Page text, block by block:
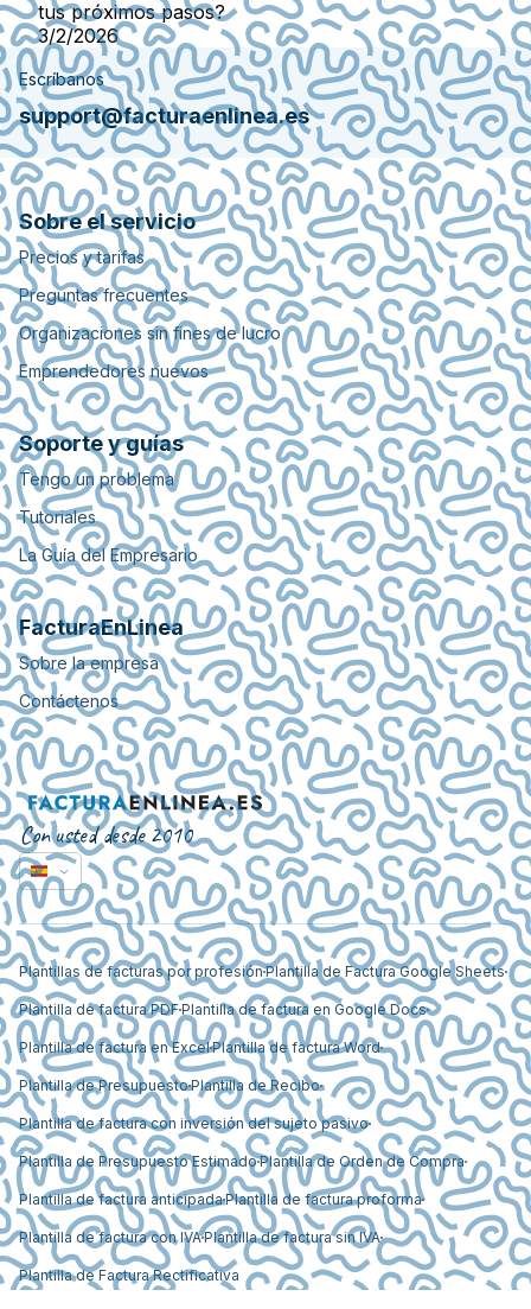
tus próximos pasos?
3/2/2026
Escríbanos
support@facturaenlinea.es
Sobre el servicio
Precios y tarifas
Preguntas frecuentes
Organizaciones sin fines de lucro
Emprendedores nuevos
Soporte y guías
Tengo un problema
Tutoriales
La Guía del Empresario
FacturaEnLinea
Sobre la empresa
Contáctenos
Con usted desde 2010
Plantillas de facturas por profesiónPlantilla de Factura Google Sheets
Plantilla de factura PDF Plantilla de factura en Google Docs
Plantilla de factura en ExcelPlantilla de factura Word
Plantilla de PresupuestoPlantilla de Recibo
Plantilla de factura con inversión del sujeto pasivo
Plantilla de Presupuesto EstimadoPlantilla de Orden de Compra
Plantilla de factura anticipadaPlantilla de factura proforma
Plantilla de factura con IVAPlantilla de factura sin IVA
Plantilla de Factura Rectificativa